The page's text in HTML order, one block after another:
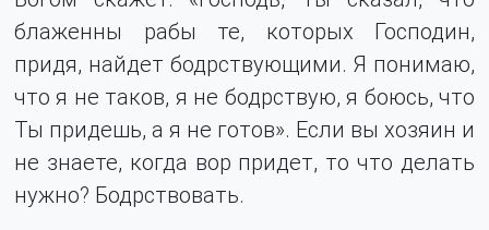
блаженны рабы те, которых Господин,
придя, найдет бодрствующими. Я понимаю,
что я не таков, я не бодрствую, я боюсь, что
Ты придешь, а я не готов». Если вы хозяин и
не знаете, когда вор придет, то что делать
нужно? Бодрствовать.